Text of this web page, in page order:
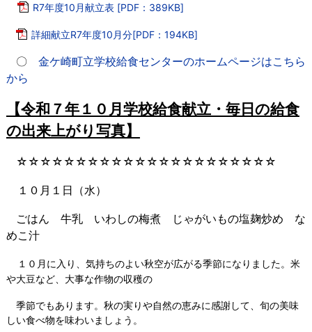
R7年度10月献立表 [PDF：389KB]
詳細献立R7年度10月分[PDF：194KB]
〇 金ケ崎町立学校給食センターのホームページはこちら
から
【令和７年１０ 月学校給食献立・毎日の給食
の出来上がり写真】
☆☆☆☆☆☆☆☆☆☆☆☆☆☆☆☆☆☆☆☆☆☆
１０月１日（水）
ごはん 牛乳 いわしの梅煮 じゃがいもの塩麹炒め な
めこ汁
１０月に入り、気持ちのよい秋空が広がる季節になりました。米
や大豆など、大事な作物の収穫の
季節でもあります。秋の実りや自然の恵みに感謝して、旬の美味
しい食べ物を味わいましょう。